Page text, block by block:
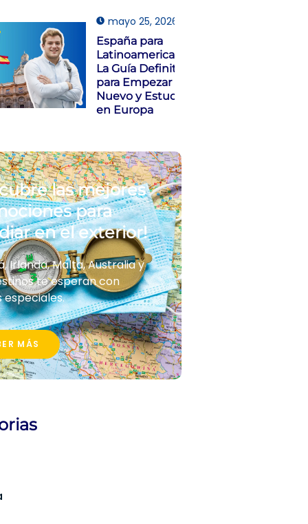
mayo 25, 2026
España para
Latinoamericanos:
La Guía Definitiva
para Empezar de
Nuevo y Estudiar
en Europa
las mejores
para
en el exterior!
Irlanda, Malta, Australia y
te esperan con
MÁS